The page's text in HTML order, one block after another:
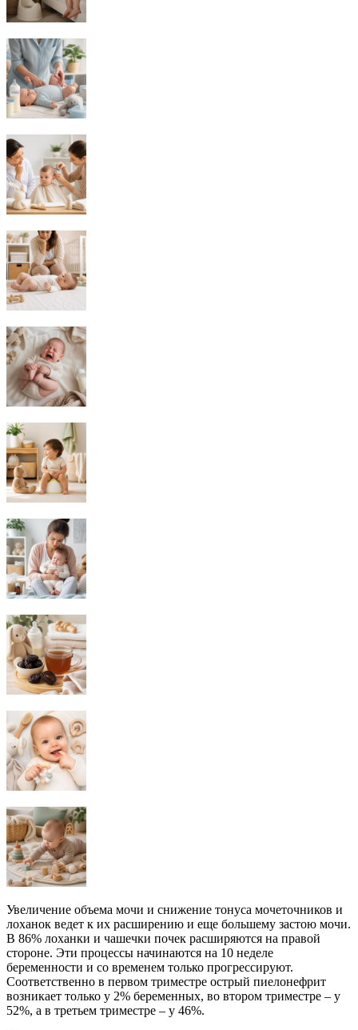
Увеличение объема мочи и снижение тонуса мочеточников и
лоханок ведет к их расширению и еще большему застою мочи.
В 86% лоханки и чашечки почек расширяются на правой
стороне. Эти процессы начинаются на 10 неделе
беременности и со временем только прогрессируют.
Соответственно в первом триместре острый пиелонефрит
возникает только у 2% беременных, во втором триместре – у
52%, а в третьем триместре – у 46%.